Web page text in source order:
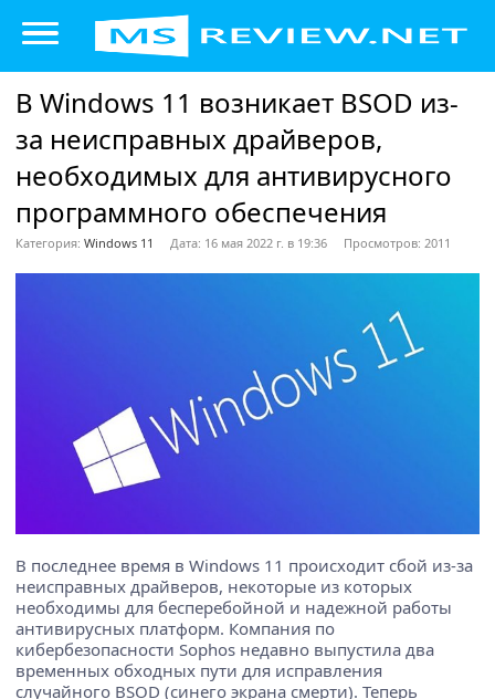
В Windows 11 возникает BSOD из-
за неисправных драйверов,
необходимых для антивирусного
программного обеспечения
Категория: Windows 11 Дата: 16 мая 2022 г. в 19:36 Просмотров: 2011
В последнее время в Windows 11 происходит сбой из-за
неисправных драйверов, некоторые из которых
необходимы для бесперебойной и надежной работы
антивирусных платформ. Компания по
кибербезопасности Sophos недавно выпустила два
временных обходных пути для исправления
случайного BSOD (синего экрана смерти). Теперь